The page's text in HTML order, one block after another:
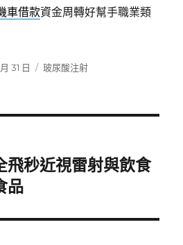
車借款資金周轉好幫手職業類
31 日
分
玻尿酸注射
飛秒近視雷射與飲食
品